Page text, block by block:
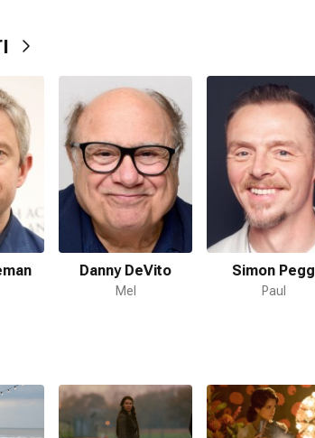
'da çekilmiştir.
tarafından hazırlanmıştır.
Danny DeVito
Mel
Simon Pegg
Paul